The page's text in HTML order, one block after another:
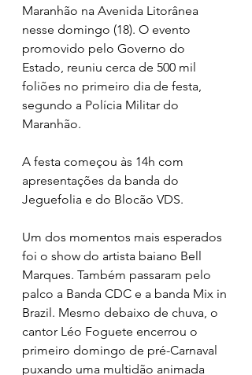
Maranhão na Avenida Litorânea
nesse domingo (18). O evento
promovido pelo Governo do
Estado, reuniu cerca de 500 mil
foliões no primeiro dia de festa,
segundo a Polícia Militar do
Maranhão.
A festa começou às 14h com
apresentações da banda do
Jeguefolia e do Blocão VDS.
Um dos momentos mais esperados
foi o show do artista baiano Bell
Marques. Também passaram pelo
palco a Banda CDC e a banda Mix in
Brazil. Mesmo debaixo de chuva, o
cantor Léo Foguete encerrou o
primeiro domingo de pré-Carnaval
puxando uma multidão animada